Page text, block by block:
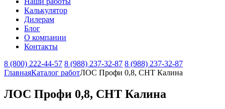
Калькулятор
Дилерам
Блог
О компании
Контакты
8 (800) 222-44-57 8 (988) 237-32-87 8 (988) 237-32-87
ГлавнаяКаталог работЛОС Профи 0,8, СНТ Калина
ЛОС Профи 0,8, СНТ Калина